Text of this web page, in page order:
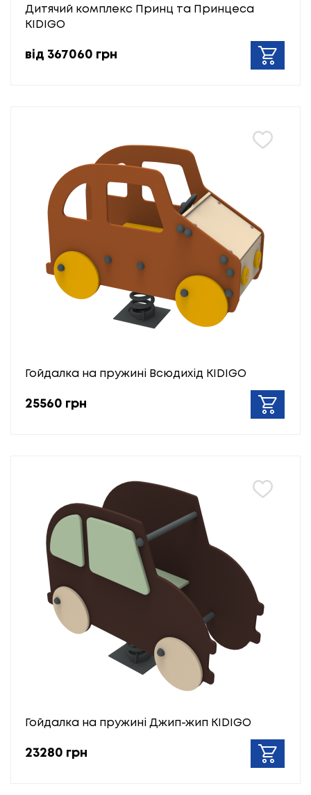
Дитячий комплекс Принц та Принцеса
KIDIGO
від 367060 грн
Гойдалка на пружині Всюдихід KIDIGO
25560 грн
Гойдалка на пружині Джип-жип KIDIGO
23280 грн